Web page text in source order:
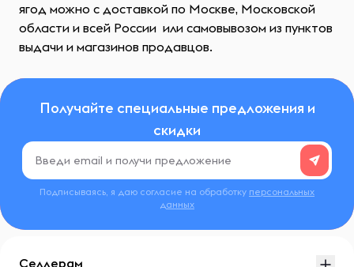
ягод можно с доставкой по Москве, Московской
области и всей России или самовывозом из пунктов
выдачи и магазинов продавцов.
Получайте специальные предложения и
скидки
Подписываясь, я даю согласие на обработку персональных
данных
Селлерам